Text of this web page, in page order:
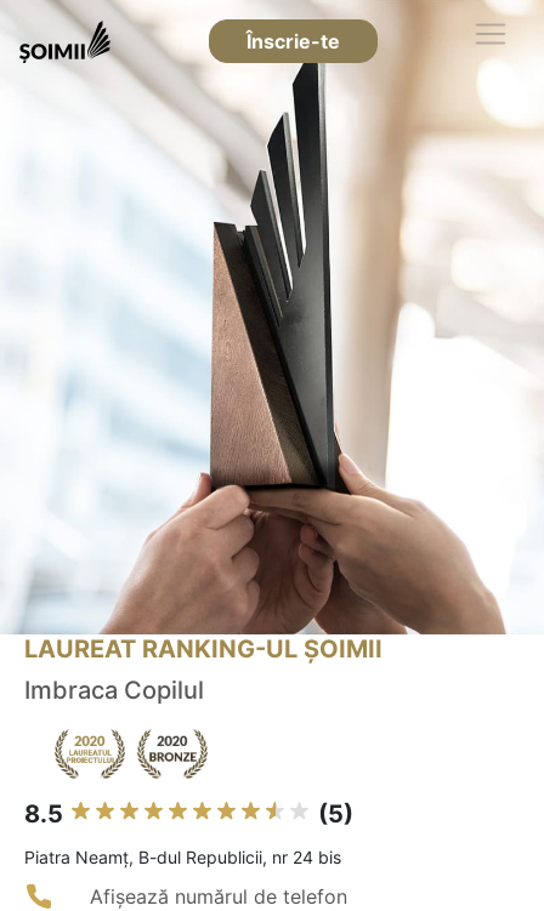
Înscrie-te
LAUREAT RANKING-UL ȘOIMII
Imbraca Copilul
8.5 (5)
Piatra Neamţ, B-dul Republicii, nr 24 bis
Afișează numărul de telefon